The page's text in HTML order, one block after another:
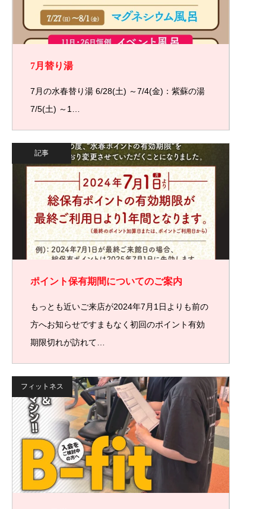
7月替り湯
7月の水春替り湯 6/28(土) ～7/4(金)：紫蘇の湯
7/5(土) ～1…
記事
ポイント保有期間についてのご案内
もっとも近いご来店が2024年7月1日よりも前の
方へお知らせですまもなく初回のポイント有効
期限切れが訪れて…
フィットネス